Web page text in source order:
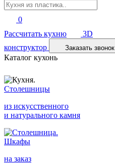
0
Рассчитать кухню
3D
конструктор
Заказать звонок
Каталог кухонь
Столешницы
из искусственного
и натурального камня
Шкафы
на заказ